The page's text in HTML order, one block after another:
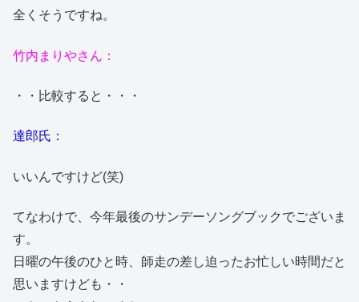
全くそうですね。
竹内まりやさん：
・・比較すると・・・
達郎氏：
いいんですけど(笑)
てなわけで、今年最後のサンデーソングブックでございま
す。
日曜の午後のひと時、師走の差し迫ったお忙しい時間だと
思いますけども・・